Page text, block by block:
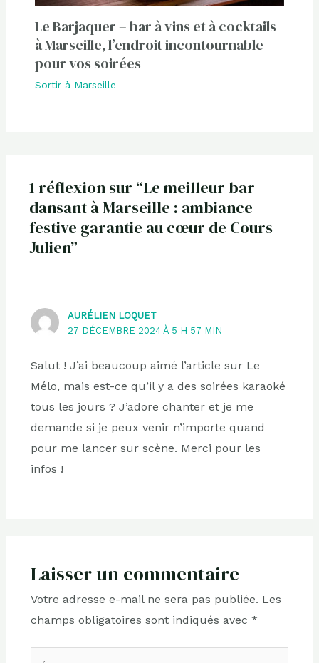
Le Barjaquer – bar à vins et à cocktails
à Marseille, l’endroit incontournable
pour vos soirées
Sortir à Marseille
1 réflexion sur “Le meilleur bar
dansant à Marseille : ambiance
festive garantie au cœur de Cours
Julien”
AURÉLIEN LOQUET
27 DÉCEMBRE 2024 À 5 H 57 MIN
Salut ! J’ai beaucoup aimé l’article sur Le
Mélo, mais est-ce qu’il y a des soirées karaoké
tous les jours ? J’adore chanter et je me
demande si je peux venir n’importe quand
pour me lancer sur scène. Merci pour les
infos !
Laisser un commentaire
Votre adresse e-mail ne sera pas publiée. Les
champs obligatoires sont indiqués avec *